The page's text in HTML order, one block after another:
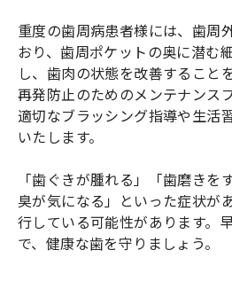
重度の歯周病患者様には、歯周
おり、歯周ポケットの奥に潜む
し、歯肉の状態を改善すること
再発防止のためのメンテナンス
適切なブラッシング指導や生活
いたします。
「歯ぐきが腫れる」「歯磨きを
臭が気になる」といった症状が
行している可能性があります。
で、健康な歯を守りましょう。